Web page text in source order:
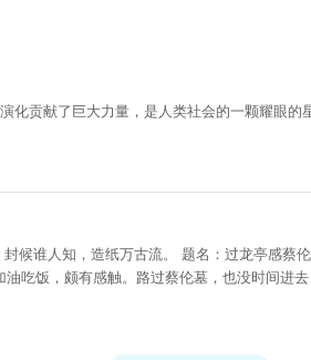
贡献了巨大力量，是人类社会的一颗耀眼的
候谁人知，造纸万古流。 题名：过龙亭感
吃饭，颇有感触。路过蔡伦墓，也没时间进